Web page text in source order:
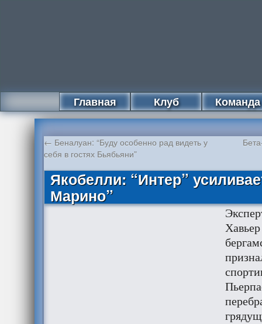
Главная Клуб Команда
← Беналуан: “Буду особенно рад видеть у
себя в гостях Бьябьяни”
Якобелли: “Интер”
Марино”